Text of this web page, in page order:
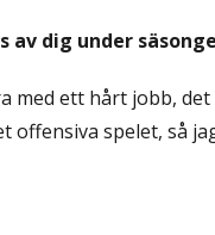
av dig under
med ett hårt jobb,
offensiva spelet, så